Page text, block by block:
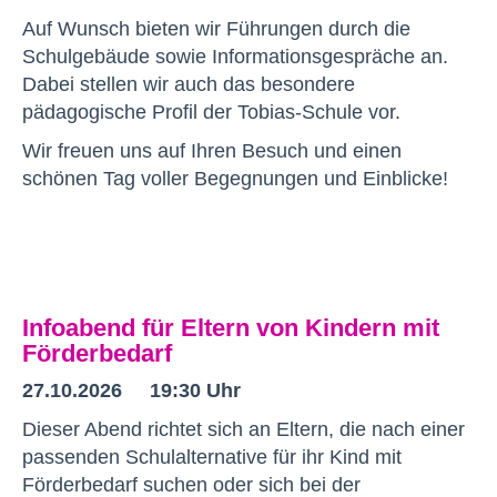
Auf Wunsch bieten wir Führungen durch die
Schulgebäude sowie Informationsgespräche an.
Dabei stellen wir auch das besondere
pädagogische Profil der Tobias-Schule vor.
Wir freuen uns auf Ihren Besuch und einen
schönen Tag voller Begegnungen und Einblicke!
Infoabend für Eltern von Kindern mit
Förderbedarf
27.10.2026 19:30 Uhr
Dieser Abend richtet sich an Eltern, die nach einer
passenden Schulalternative für ihr Kind mit
Förderbedarf suchen oder sich bei der